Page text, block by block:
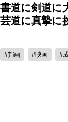
書道に剣道に
芸道に真摯に
邦画 映画